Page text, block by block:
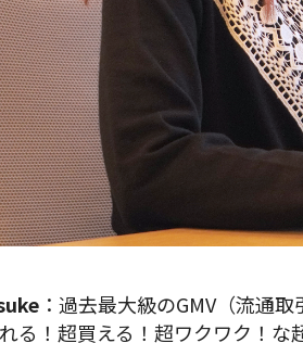
：過去最大級のGMV（流通
れる！超買える！超ワクワク！